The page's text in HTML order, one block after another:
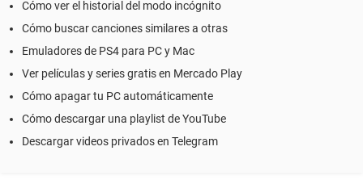
Cómo ver el historial del modo incógnito
Cómo buscar canciones similares a otras
Emuladores de PS4 para PC y Mac
Ver películas y series gratis en Mercado Play
Cómo apagar tu PC automáticamente
Cómo descargar una playlist de YouTube
Descargar videos privados en Telegram